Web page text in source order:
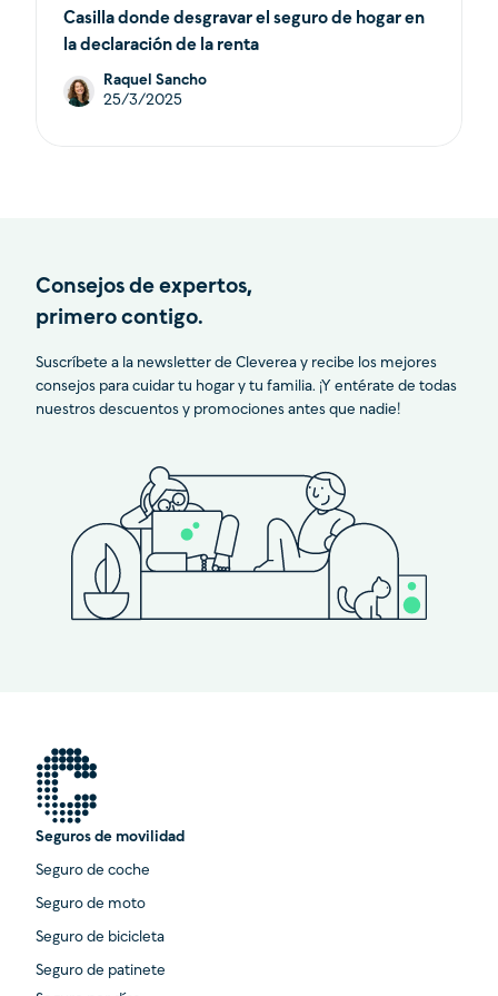
Casilla donde desgravar el seguro de hogar en
la declaración de la renta
Raquel Sancho
25/3/2025
Consejos de expertos,
primero contigo.
Suscríbete a la newsletter de Cleverea y recibe los mejores
consejos para cuidar tu hogar y tu familia. ¡Y entérate de todas
nuestros descuentos y promociones antes que nadie!
Seguros de movilidad
Seguro de coche
Seguro de moto
Seguro de bicicleta
Seguro de patinete